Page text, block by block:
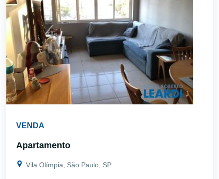
VENDA
Apartamento
Vila Olímpia, São Paulo, SP